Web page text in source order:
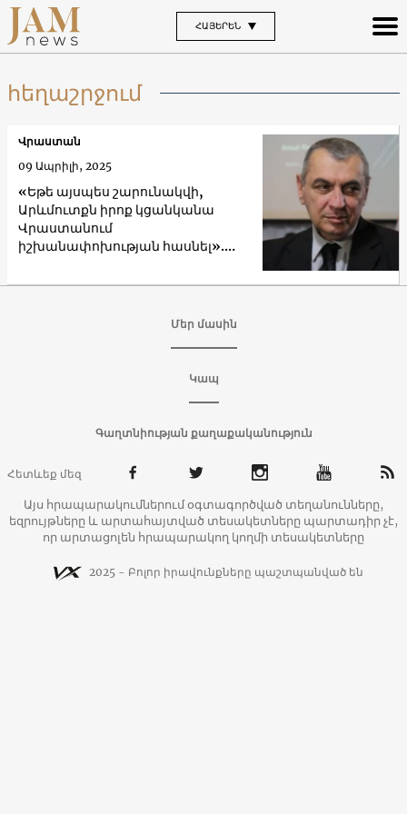
ՀԱՅԵՐԵՆ
հեղաշրջում
«Եթե այսպես շարունակվի,
Արևմուտքն իրոք կցանկանա
Վրաստանում
իշխանափոխության հասնել».
Վրաստան
09 Ապրիլի, 2025
Մեր մասին
Կապ
Գաղտնիության քաղաքականություն
Հետևեք մեզ
Այս հրապարակումներում օգտագործված տեղանունները,
եզրույթները և արտահայտված տեսակետները պարտադիր չէ,
որ արտացոլեն հրապարակող կողմի տեսակետները
2025 - Բոլոր իրավունքները պաշտպանված են